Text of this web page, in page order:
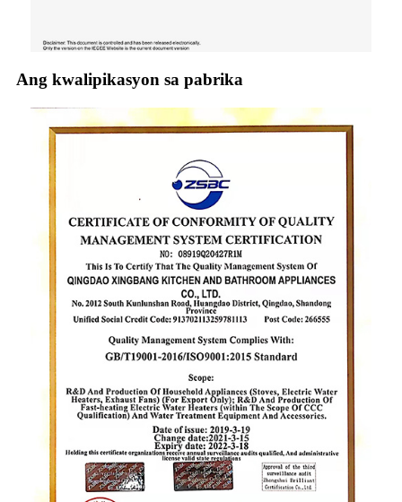
Ang kwalipikasyon sa pabrika